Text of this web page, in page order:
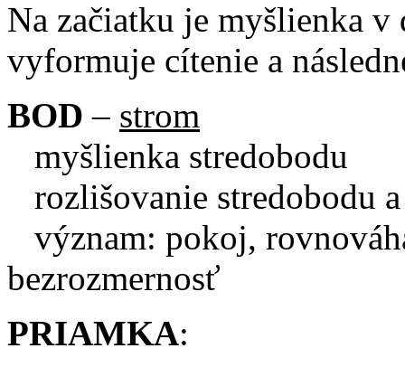
Na začiatku je myšlienka v
vyformuje cítenie a
BOD – strom
myšlienka stredobodu
rozlišovanie stredobodu
význam: pokoj,
bezrozmernosť
PRIAMKA: